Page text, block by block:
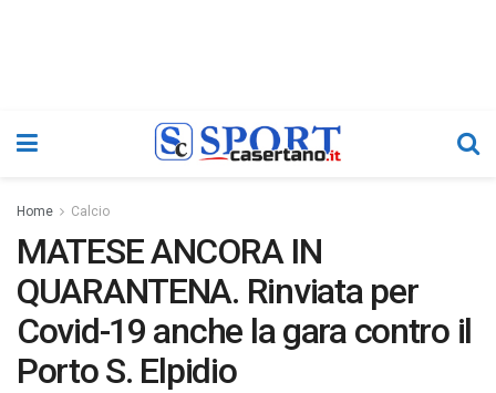
Home Calcio
MATESE ANCORA IN
QUARANTENA. Rinviata per
Covid-19 anche la gara contro il
Porto S. Elpidio